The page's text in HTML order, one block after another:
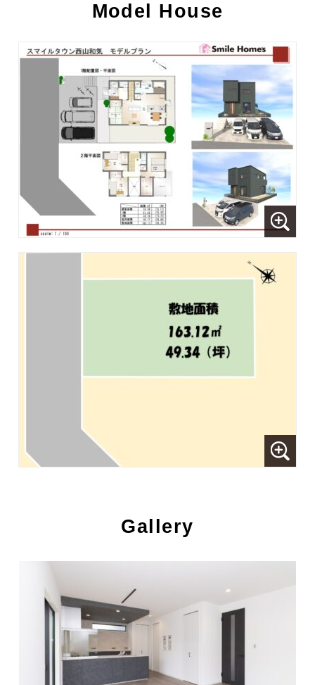
Model House
Gallery